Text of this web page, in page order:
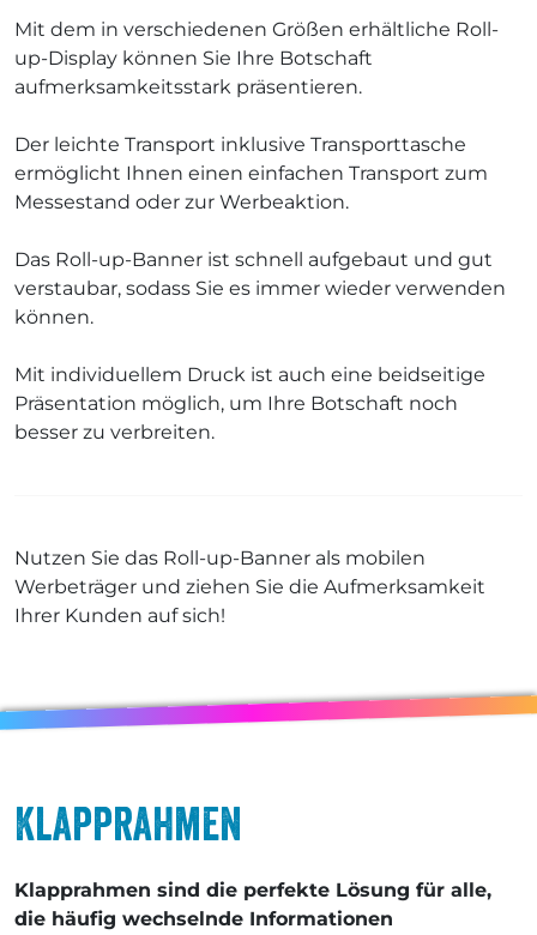
Mit dem in verschiedenen Größen erhältliche Roll-
up-Display können Sie Ihre Botschaft
aufmerksamkeitsstark präsentieren.
Der leichte Transport inklusive Transporttasche
ermöglicht Ihnen einen einfachen Transport zum
Messestand oder zur Werbeaktion.
Das Roll-up-Banner ist schnell aufgebaut und gut
verstaubar, sodass Sie es immer wieder verwenden
können.
Mit individuellem Druck ist auch eine beidseitige
Präsentation möglich, um Ihre Botschaft noch
besser zu verbreiten.
Nutzen Sie das Roll-up-Banner als mobilen
Werbeträger und ziehen Sie die Aufmerksamkeit
Ihrer Kunden auf sich!
Klapprahmen
Klapprahmen sind die perfekte Lösung für alle,
die häufig wechselnde Informationen